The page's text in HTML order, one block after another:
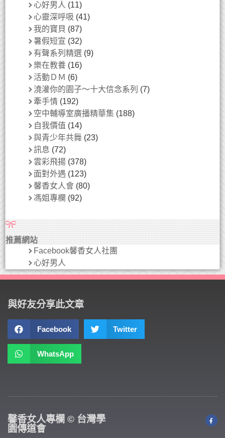
心好男人 (11)
心靈深呼吸 (41)
我的寶貝 (87)
暑假短宣 (32)
有聲系列精選 (9)
樂在教養 (16)
活動ＤＭ (6)
澆灌你的園子～十大信念系列 (7)
牽手情 (192)
空中輔導室廣播精華集 (188)
自我價值 (14)
與青少年共舞 (23)
訊息 (72)
雲彩飛揚 (378)
面對外遇 (123)
馨香女人會 (80)
馮姐專欄 (92)
推薦網站
Facebook馨香女人社團
心好男人
與好友分享此文章
Facebook Twitter
WhatsApp
馨香女人專欄 © 台灣學
園傳道會